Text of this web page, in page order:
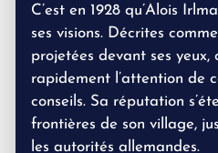
C’est en 1928 qu’Alois
ses visions. Décrites
projetées devant ses yeux,
rapidement l’attention de
conseils. Sa réputation
frontières de son village,
les autorités allemandes.